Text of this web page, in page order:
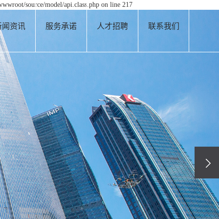
source/model/api.class.php on line 217
闻资讯 服务承诺 人才招聘 联系我们